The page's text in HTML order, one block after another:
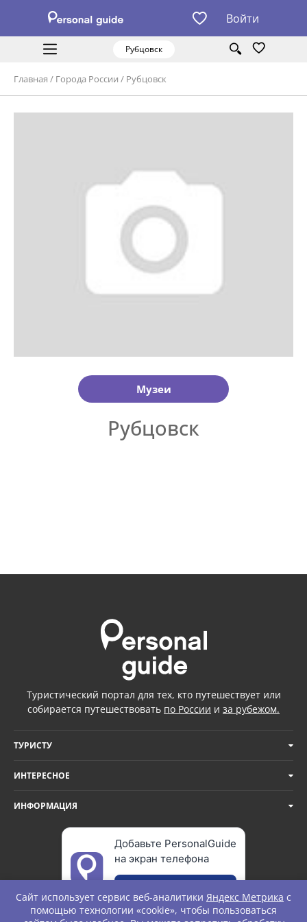
Войти
Рубцовск
Главная / Города России / Рубцовск
Музеи
Рубцовск
Туристический портал для тех, кто путешествует или
собирается путешествовать по России и за рубежом.
ТУРИСТУ
ИНТЕРЕСНОЕ
ИНФОРМАЦИЯ
Добавьте PersonalGuide
на экран телефона
Сайт использует сервис веб-аналитики Яндекс Метрика с
помощью технологии «cookie», чтобы пользоваться